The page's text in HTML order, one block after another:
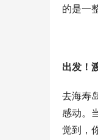
的是一
出发！
去海寿
感动。
觉到，